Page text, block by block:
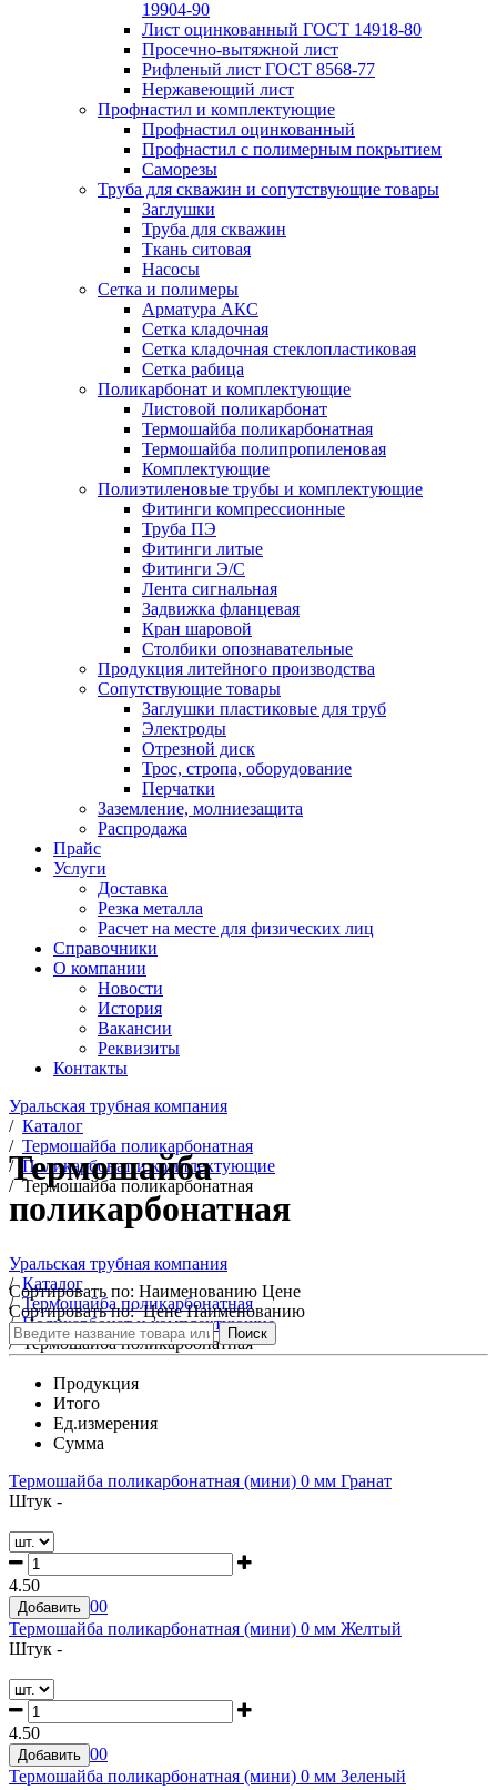
19904-90
Лист оцинкованный ГОСТ 14918-80
Просечно-вытяжной лист
Рифленый лист ГОСТ 8568-77
Нержавеющий лист
Профнастил и комплектующие
Профнастил оцинкованный
Профнастил с полимерным покрытием
Саморезы
Труба для скважин и сопутствующие товары
Заглушки
Труба для скважин
Ткань ситовая
Насосы
Сетка и полимеры
Арматура АКС
Сетка кладочная
Сетка кладочная стеклопластиковая
Сетка рабица
Поликарбонат и комплектующие
Листовой поликарбонат
Термошайба поликарбонатная
Термошайба полипропиленовая
Комплектующие
Полиэтиленовые трубы и комплектующие
Фитинги компрессионные
Труба ПЭ
Фитинги литые
Фитинги Э/С
Лента сигнальная
Задвижка фланцевая
Кран шаровой
Столбики опознавательные
Продукция литейного производства
Сопутствующие товары
Заглушки пластиковые для труб
Электроды
Отрезной диск
Трос, стропа, оборудование
Перчатки
Заземление, молниезащита
Распродажа
Прайс
Услуги
Доставка
Резка металла
Расчет на месте для физических лиц
Справочники
О компании
Новости
История
Вакансии
Реквизиты
Контакты
Уральская трубная компания
/ Каталог
/ Термошайба поликарбонатная
/ Поликарбонат и комплектующие
/ Термошайба поликарбонатная
Термошайба
поликарбонатная
Уральская трубная компания
/ Каталог
/ Термошайба поликарбонатная
/ Поликарбонат и комплектующие
/ Термошайба поликарбонатная
Сортировать по: Наименованию Цене
Сортировать по: Цене Наименованию
Поиск
Продукция
Итого
Ед.измерения
Сумма
Термошайба поликарбонатная (мини) 0 мм Гранат
Штук -
4.50
Добавить 00
Термошайба поликарбонатная (мини) 0 мм Желтый
Штук -
4.50
Добавить 00
Термошайба поликарбонатная (мини) 0 мм Зеленый